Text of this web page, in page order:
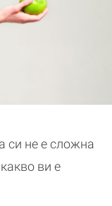
си не е сложна
ви е